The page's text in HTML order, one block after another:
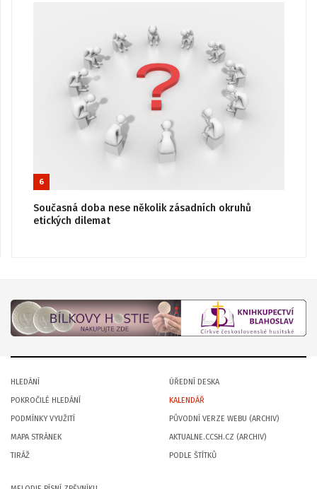
6
Současná doba nese několik zásadních okruhů
etických dilemat
HLEDÁNÍ
POKROČILÉ HLEDÁNÍ
PODMÍNKY VYUŽITÍ
MAPA STRÁNEK
TIRÁŽ
ÚŘEDNÍ DESKA
KALENDÁŘ
PŮVODNÍ VERZE WEBU (ARCHIV)
AKTUALNE.CCSH.CZ (ARCHIV)
PODLE ŠTÍTKŮ